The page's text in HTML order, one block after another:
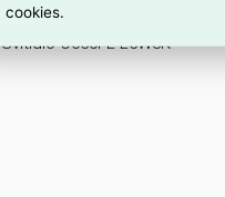
Interní název produktu
Svítidlo O050FL-L5W3K
cookies.